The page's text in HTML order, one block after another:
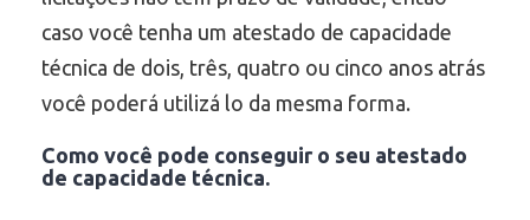
caso você tenha um atestado de capacidade
técnica de dois, três, quatro ou cinco anos atrás
você poderá utilizá lo da mesma forma.
Como você pode conseguir o seu atestado
de capacidade técnica.